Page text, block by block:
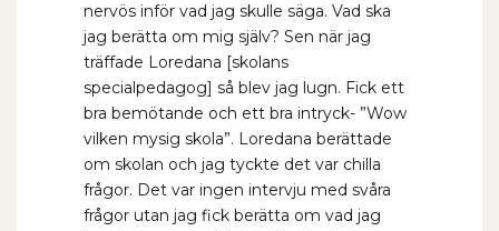
nervös inför vad jag skulle säga. Vad ska
jag berätta om mig själv? Sen när jag
träffade Loredana [skolans
specialpedagog] så blev jag lugn. Fick ett
bra bemötande och ett bra intryck- ”Wow
vilken mysig skola”. Loredana berättade
om skolan och jag tyckte det var chilla
frågor. Det var ingen intervju med svåra
frågor utan jag fick berätta om vad jag